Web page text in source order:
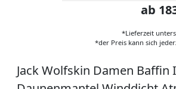
ab
*Lieferzeit
*der Preis kann sich
Jack Wolfskin Damen Baffin